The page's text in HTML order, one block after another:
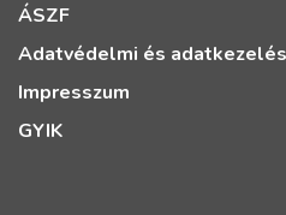
ÁSZF
Adatvédelmi és
Impresszum
GYIK